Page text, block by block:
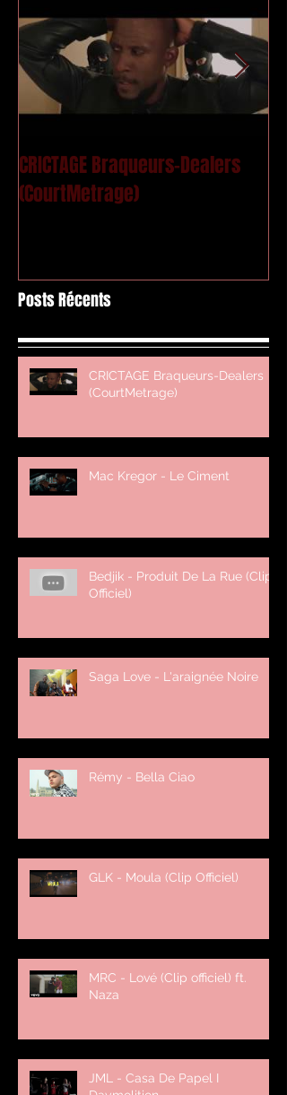
CRICTAGE Braqueurs-Dealers
(CourtMetrage)
Posts Récents
CRICTAGE Braqueurs-Dealers
(CourtMetrage)
Mac Kregor - Le Ciment
Bedjik - Produit De La Rue (Clip
Officiel)
Saga Love - L'araignée Noire
Rémy - Bella Ciao
GLK - Moula (Clip Officiel)
MRC - Lové (Clip officiel) ft.
Naza
JML - Casa De Papel I